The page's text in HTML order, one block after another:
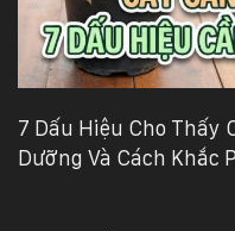
7 Dấu Hiệu Cho Thấy
Dưỡng Và Cách Khắc